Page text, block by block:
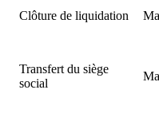
Clôture de liquidation
Transfert du siège
social